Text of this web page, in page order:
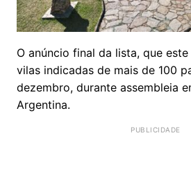
​O anúncio final da lista, que
vilas indicadas de mais de 100
dezembro, durante assembleia
Argentina.